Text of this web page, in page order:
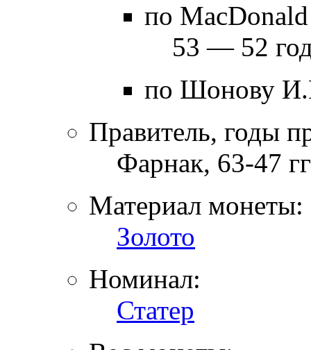
по
53 — 52
по Шонову
Правитель, годы
Фарнак, 63-47
Материал монеты:
Золото
Номинал:
Статер